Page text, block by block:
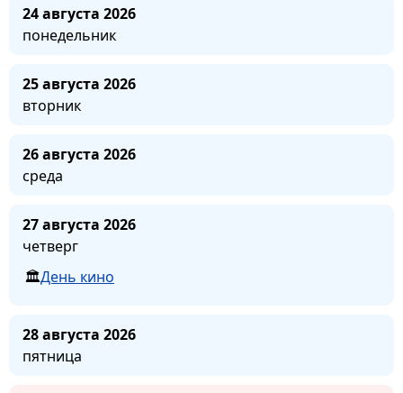
24 августа 2026
понедельник
25 августа 2026
вторник
26 августа 2026
среда
27 августа 2026
четверг
День кино
28 августа 2026
пятница